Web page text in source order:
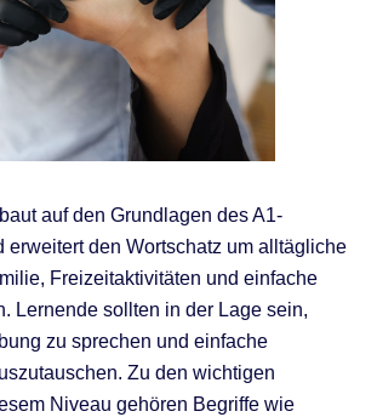
auf den Grundlagen des A1-
erweitert den Wortschatz um alltägliche
Freizeitaktivitäten und einfache
Lernende sollten in der Lage sein,
zu sprechen und einfache
Zu den wichtigen
Niveau gehören Begriffe wie